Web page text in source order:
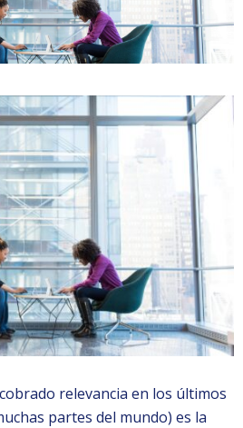
relevancia en los últimos
partes del mundo) es la